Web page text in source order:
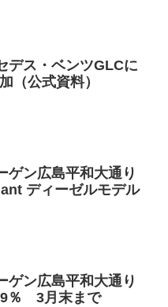
ス・ベンツGLCに
（公式資料）
ゲン広島平和大通り
ディーゼルモデル
ゲン広島平和大通り
％ 3月末まで